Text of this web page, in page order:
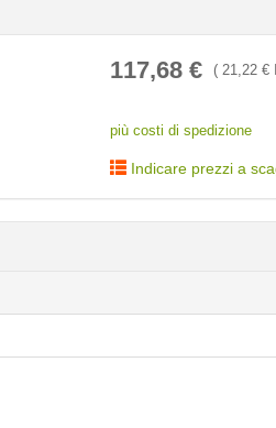
117,68€ ( 21,22€
più costi di spedizione
Indicare prezzi a
< /picture>